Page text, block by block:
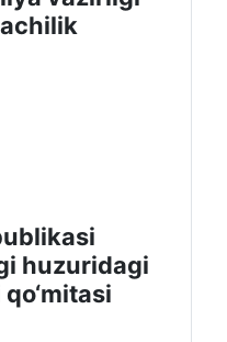
huzuridagi